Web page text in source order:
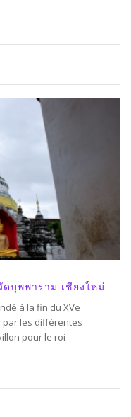
วัดบุพพาราม เชียงใหม่
à la fin du XVe
par les différentes
pour le roi